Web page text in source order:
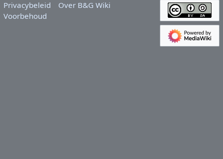
Privacybeleid
Over B&G Wiki
Voorbehoud